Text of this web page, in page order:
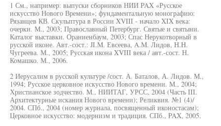
1 См., например: выпуски сборников НИИ PAX «Русское
искусство Нового Времени»; фундаментальную монографию:
Рязанцев КВ. Скульптура в России XVIII - начало XIX века:
очерки. М., 2003; Православный Петербург. Святые и святыни.
Каталог выставки. Ораниенбаум, 2003; Спас Нерукотворный в
русской иконе. Авт.-сост.: JI.M. Евсеева, A.M. Лидов, H.H.
Чугреева. М., 2005; Русская икона XVIII века / авт.-сост. Н.
Комашко. М., 2006.
2 Иерусалим в русской культуре /сост. А. Баталов, А. Лидов. М.,
1994; Русское церковное искусство Нового времени. М., 2004;
Христианское зодчество. М., НИИТАГ, УРСС, 2004 (Часть III.
Архитектурные искания Нового времени); Реликвия. №1 (4)/
2004. СПб., 2004 (номер журнала, посвященный иконостасам);
Церковное искусство: модернизм и традиция. СПб., PAX, 2005.